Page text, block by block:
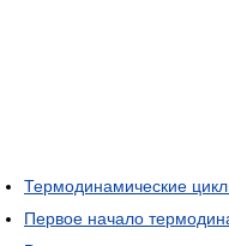
Термодинамические
Первое начало